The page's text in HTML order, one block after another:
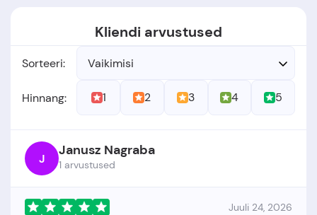
Kliendi arvustused
Sorteeri: Vaikimisi
Hinnang: 1 2 3 4 5
J Janusz Nagraba
1 arvustused
Juuli 24, 2026